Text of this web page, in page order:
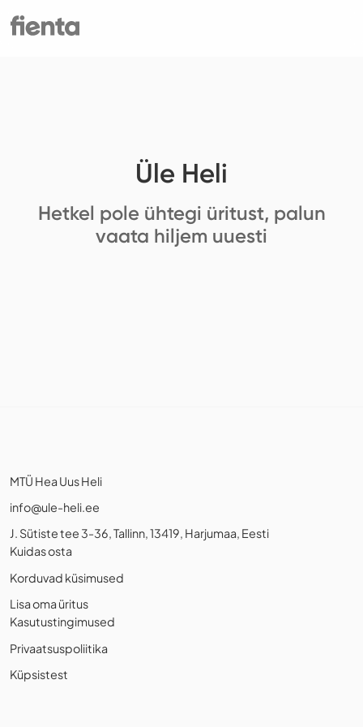
Üle Heli
Hetkel pole ühtegi üritust, palun
vaata hiljem uuesti
MTÜ Hea Uus Heli
info@ule-heli.ee
J. Sütiste tee 3-36, Tallinn, 13419, Harjumaa, Eesti
Kuidas osta
Korduvad küsimused
Lisa oma üritus
Kasutustingimused
Privaatsuspoliitika
Küpsistest